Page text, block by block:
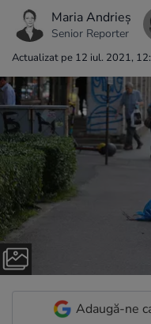
Maria Andrieș
Senior Reporter
Actualizat pe 12 iul. 2021,
Adaugă-ne